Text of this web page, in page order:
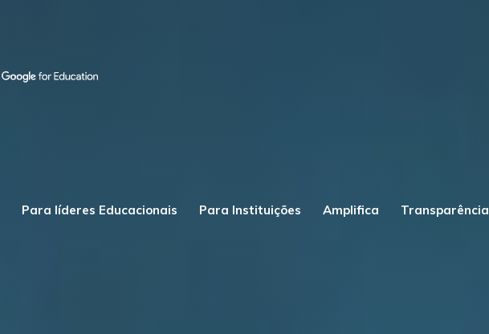
Para líderes Educacionais Para Instituições Amplifica Transparência